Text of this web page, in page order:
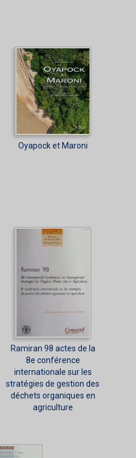
Oyapock et Maroni
Ramiran 98 actes de la
8e conférence
internationale sur les
stratégies de gestion des
déchets organiques en
agriculture